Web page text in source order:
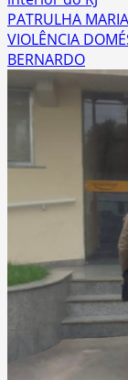
PATRULHA
VIOLÊNCIA
BERNARDO